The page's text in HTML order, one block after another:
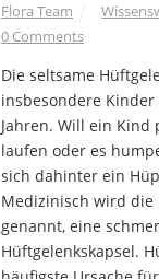
Flora Team
0 Comments
Die seltsame
insbesondere
Jahren. Will ein
laufen oder es
sich dahinter ein
Medizinisch wird die
genannt, eine
Hüftgelenkskapsel.